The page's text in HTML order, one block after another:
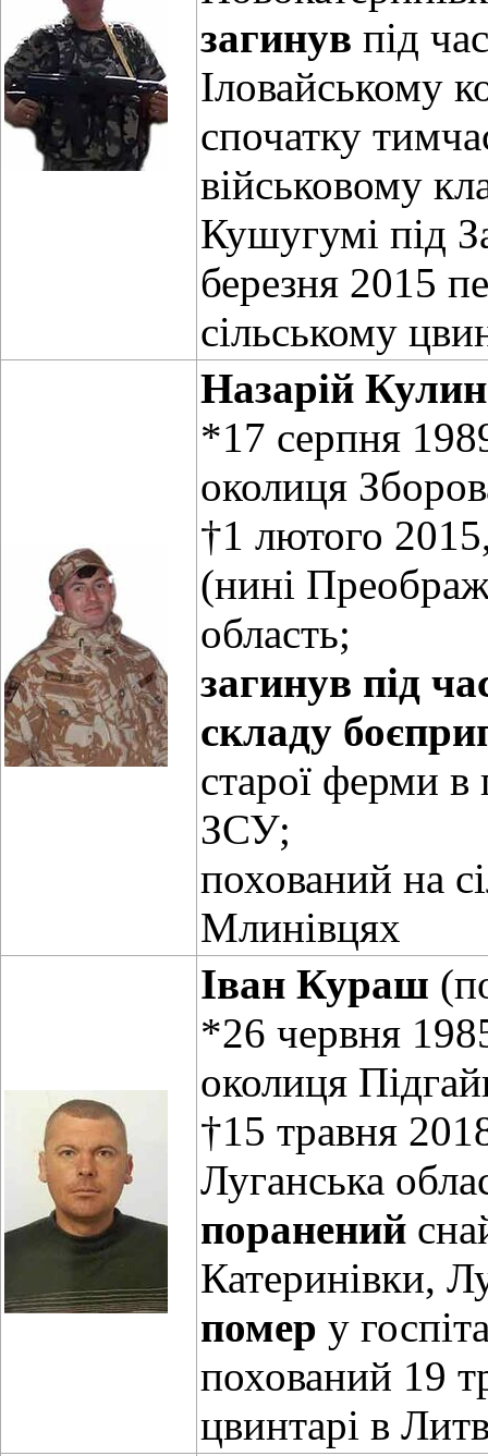
загинув під
Іловайському
спочатку
військовому
Кушугумі під
березня 2015
сільському
Назарій
*17 серпня
околиця
†1 лютого
(нині
область;
загинув під
складу
старої ферми в
ЗСУ;
похований на
Млинівцях
Іван Кураш
*26 червня
околиця
†15 травня
Луганська
поранений
Катеринівки,
помер у
похований 19
цвинтарі в